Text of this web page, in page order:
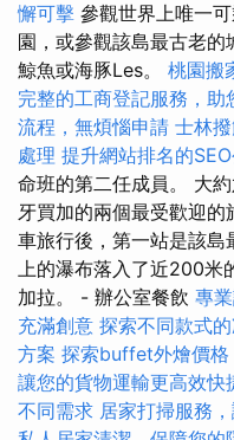
懈可擊 參觀世界上唯一
園，或參觀該島最古老
鯨魚或海豚Les。 桃園搬
完整的工商登記服務，助
流程，無煩惱申請 士林
處理 提升網站排名的
命班的第二任成員。 大
牙買加的兩個最受歡迎
車旅行後，第一站是該
上的瀑布落入了近200米
加拉。 - 辦公室餐飲 專
充滿創意 探索不同款式
方案 探索buffet外燴價格
讓您的貨物運輸更高效快
不同需求 居家打掃服務